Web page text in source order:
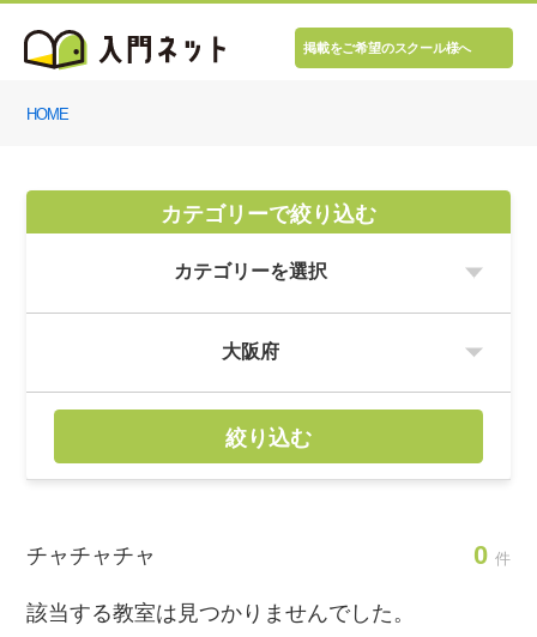
掲載をご希望のスクール様へ
HOME
カテゴリーで絞り込む
絞り込む
チャチャチャ 0 件
該当する教室は見つかりませんでした。